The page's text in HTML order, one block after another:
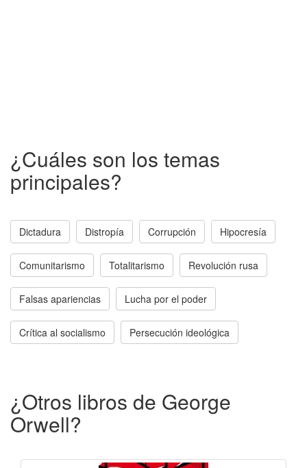
¿Cuáles son los temas
principales?
Dictadura Distropía Corrupción Hipocresía
Comunitarismo Totalitarismo Revolución rusa
Falsas apariencias Lucha por el poder
Crítica al socialismo Persecución ideológica
¿Otros libros de George
Orwell?